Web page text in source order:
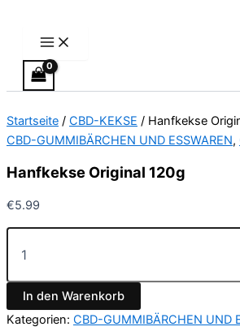
springen
Startseite / CBD-KEKSE / Hanfkekse
CBD-GUMMIBÄRCHEN UND ESSWAREN,
Hanfkekse Original 120g
€5.99
In den Warenkorb
Kategorien: CBD-GUMMIBÄRCHEN UND